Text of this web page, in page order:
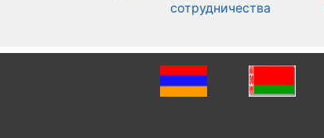
сотрудничества